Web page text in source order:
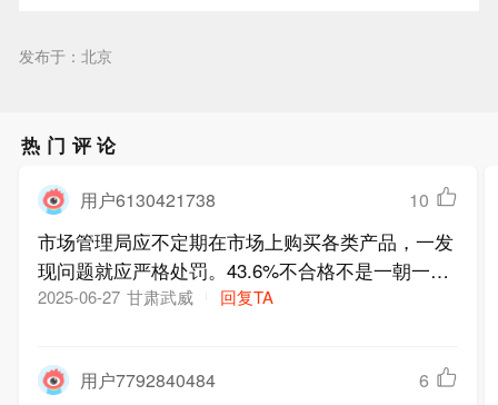
发布于：北京
热门评论
用户6130421738 10
市场管理局应不定期在市场上购买各类产品，一发
现问题就应严格处罚。43.6%不合格不是一朝一夕
的事
2025-06-27 甘肃武威 回复TA
用户7792840484 6